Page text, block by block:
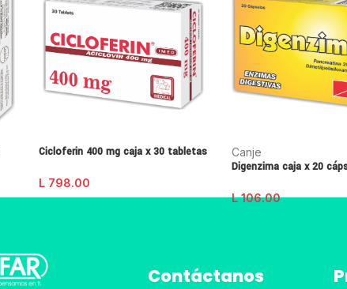
Cicloferin 400 mg caja x 30 tabletas
L798.00
Canje
Digenzima caja x 20
L106.00
Contáctanos